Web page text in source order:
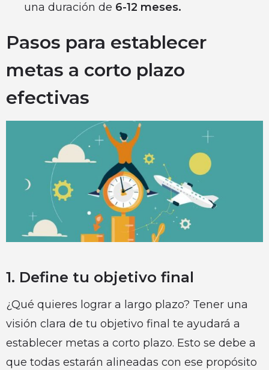
una duración de 6-12 meses.
Pasos para establecer
metas a corto plazo
efectivas
1. Define tu objetivo final
¿Qué quieres lograr a largo plazo? Tener una
visión clara de tu objetivo final te ayudará a
establecer metas a corto plazo. Esto se debe a
que todas estarán alineadas con ese propósito